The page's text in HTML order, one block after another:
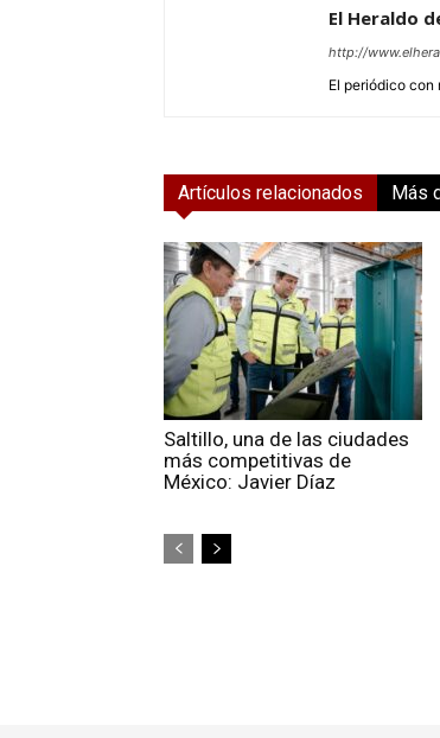
El Heraldo
http://
El periódico
Artículos relacionados Más
Saltillo, una de las ciudades
más competitivas de
México: Javier Díaz